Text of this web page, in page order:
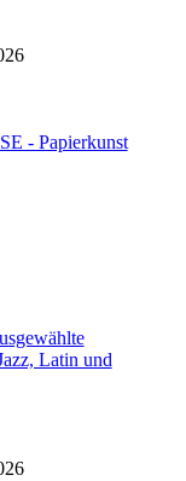
- Papierkunst
Latin und